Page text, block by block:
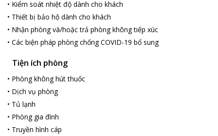
• Kiểm soát nhiệt độ dành cho khách
• Thiết bị bảo hộ dành cho khách
• Nhận phòng và/hoặc trả phòng không tiếp xúc
• Các biện pháp phòng chống COVID-19 bổ sung
Tiện ích phòng
• Phòng không hút thuốc
• Dịch vụ phòng
• Tủ lạnh
• Phòng gia đình
• Truyền hình cáp